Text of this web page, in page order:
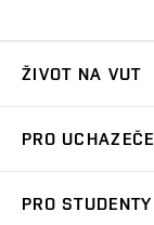
ŽIVOT NA VUT
Koleje
PRO UCHAZEČE
PRO STUDENTY